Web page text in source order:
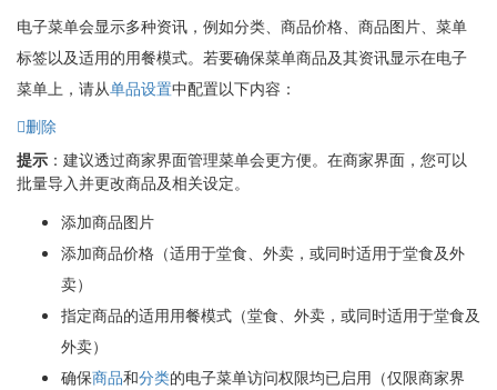
电子菜单会显示多种资讯，例如分类、商品价格、商品图片、菜单
标签以及适用的用餐模式。若要确保菜单商品及其资讯显示在电子
菜单上，请从单品设置中配置以下内容：
删除
提示 ：建议透过商家界面管理菜单会更方便。在商家界面，您可以
批量导入并更改商品及相关设定。
添加商品图片
添加商品价格（适用于堂食、外卖，或同时适用于堂食及外
卖）
指定商品的适用用餐模式（堂食、外卖，或同时适用于堂食及
外卖）
确保商品和分类的电子菜单访问权限均已启用（仅限商家界